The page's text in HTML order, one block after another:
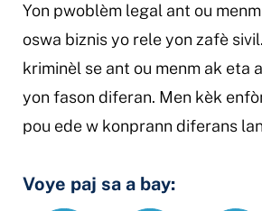
Yon pwoblèm legal ant ou
oswa biznis yo rele yon zafè
kriminèl se ant ou menm ak eta
yon fason diferan. Men kèk
pou ede w konprann diferans
Voye paj sa a bay: